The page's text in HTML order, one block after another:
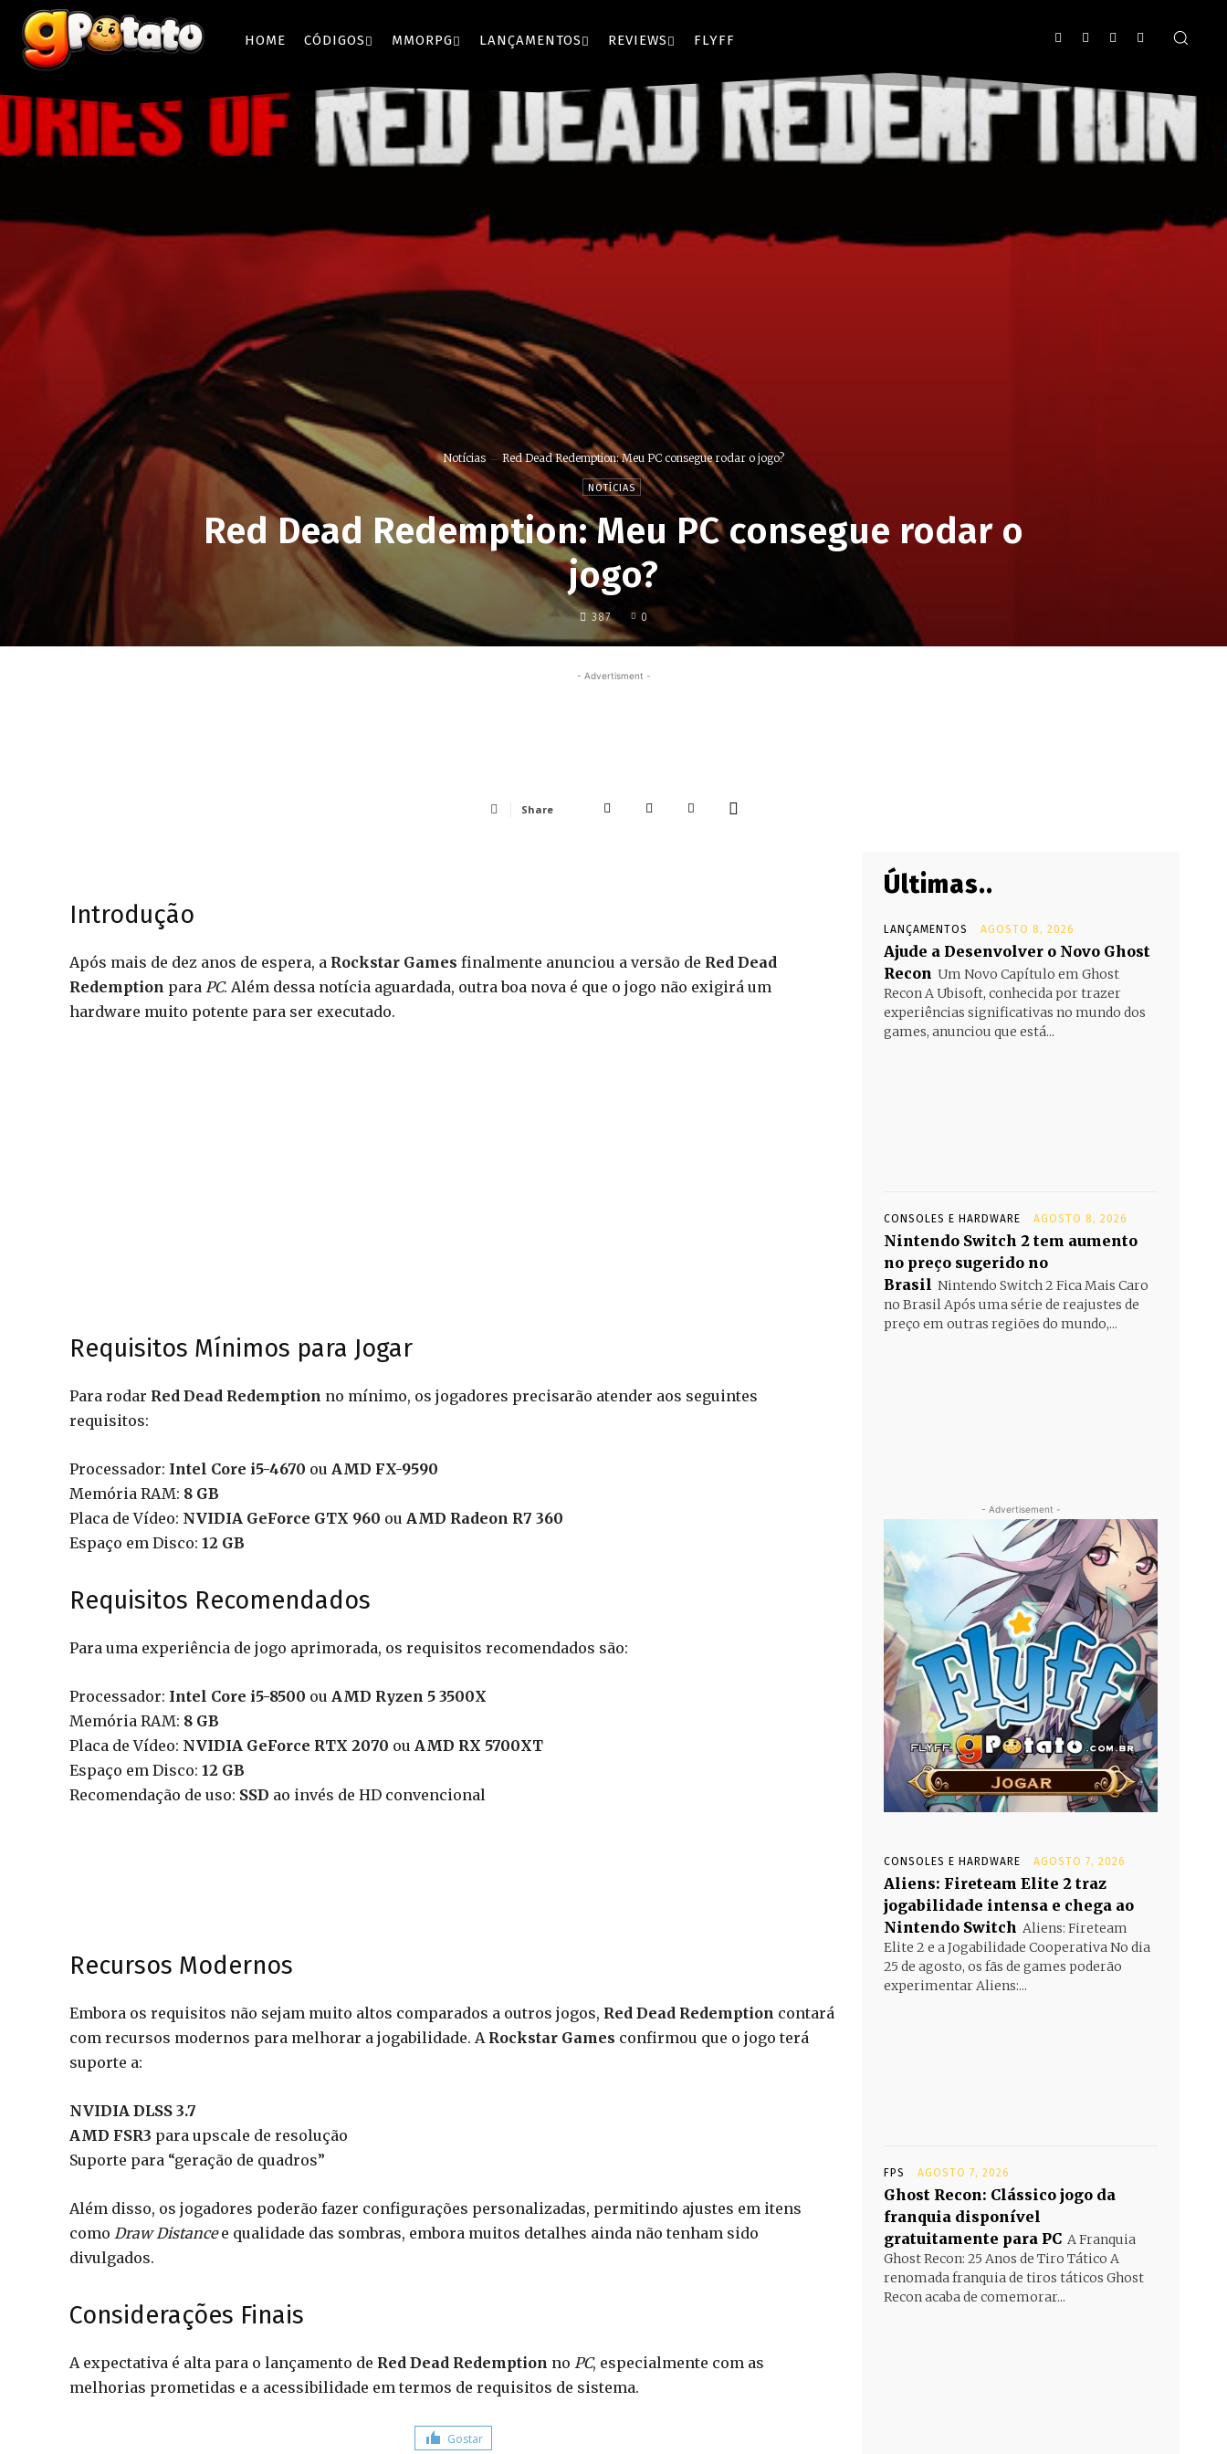
HOME CÓDIGOS MMORPG LANÇAMENTOS REVIEWS FLYFF
Notícias Red Dead Redemption: Meu PC consegue rodar o jogo?
NOTÍCIAS
Red Dead Redemption: Meu PC consegue rodar o
jogo?
387 0
- Advertisment -
Share
Introdução
Após mais de dez anos de espera, a Rockstar Games finalmente anunciou a versão de Red Dead
Redemption para PC. Além dessa notícia aguardada, outra boa nova é que o jogo não exigirá um
hardware muito potente para ser executado.
Requisitos Mínimos para Jogar
Para rodar Red Dead Redemption no mínimo, os jogadores precisarão atender aos seguintes
requisitos:
Processador: Intel Core i5-4670 ou AMD FX-9590
Memória RAM: 8 GB
Placa de Vídeo: NVIDIA GeForce GTX 960 ou AMD Radeon R7 360
Espaço em Disco: 12 GB
Requisitos Recomendados
Para uma experiência de jogo aprimorada, os requisitos recomendados são:
Processador: Intel Core i5-8500 ou AMD Ryzen 5 3500X
Memória RAM: 8 GB
Placa de Vídeo: NVIDIA GeForce RTX 2070 ou AMD RX 5700XT
Espaço em Disco: 12 GB
Recomendação de uso: SSD ao invés de HD convencional
Recursos Modernos
Embora os requisitos não sejam muito altos comparados a outros jogos, Red Dead Redemption contará
com recursos modernos para melhorar a jogabilidade. A Rockstar Games confirmou que o jogo terá
suporte a:
NVIDIA DLSS 3.7
AMD FSR3 para upscale de resolução
Suporte para “geração de quadros”
Além disso, os jogadores poderão fazer configurações personalizadas, permitindo ajustes em itens
como Draw Distancee qualidade das sombras, embora muitos detalhes ainda não tenham sido
divulgados.
Considerações Finais
A expectativa é alta para o lançamento de Red Dead Redemption no PC, especialmente com as
melhorias prometidas e a acessibilidade em termos de requisitos de sistema.
Gostar
Últimas..
LANÇAMENTOS AGOSTO 8, 2026
Ajude a Desenvolver o Novo Ghost
Recon Um Novo Capítulo em Ghost
Recon A Ubisoft, conhecida por trazer
experiências significativas no mundo dos
games, anunciou que está...
CONSOLES E HARDWARE AGOSTO 8, 2026
Nintendo Switch 2 tem aumento
no preço sugerido no
Brasil Nintendo Switch 2 Fica Mais Caro
no Brasil Após uma série de reajustes de
preço em outras regiões do mundo,...
- Advertisement -
CONSOLES E HARDWARE AGOSTO 7, 2026
Aliens: Fireteam Elite 2 traz
jogabilidade intensa e chega ao
Nintendo Switch Aliens: Fireteam
Elite 2 e a Jogabilidade Cooperativa No dia
25 de agosto, os fãs de games poderão
experimentar Aliens:...
FPS AGOSTO 7, 2026
Ghost Recon: Clássico jogo da
franquia disponível
gratuitamente para PC A Franquia
Ghost Recon: 25 Anos de Tiro Tático A
renomada franquia de tiros táticos Ghost
Recon acaba de comemorar...